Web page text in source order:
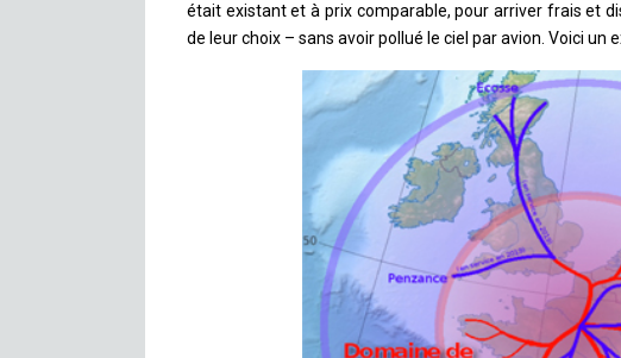
était existant et à prix comparable, pour arriver frais et
de leur choix – sans avoir pollué le ciel par avion. Voici un